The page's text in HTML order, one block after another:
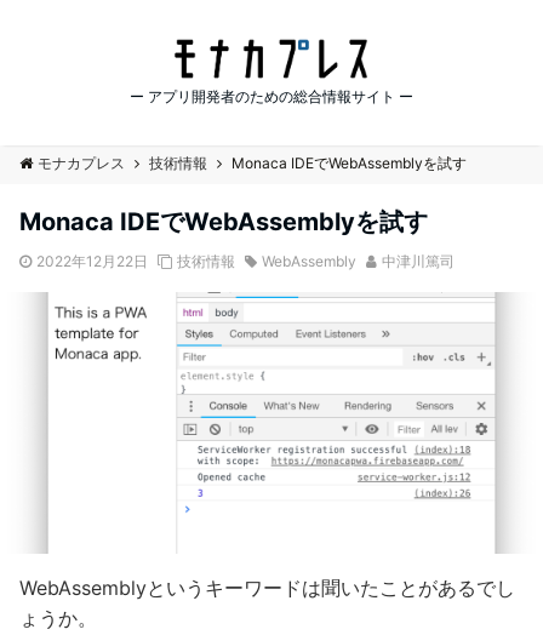
ー アプリ開発者のための総合情報サイト ー
モナカプレス 技術情報 Monaca IDEでWebAssemblyを試す
Monaca IDEでWebAssemblyを試す
2022年12月22日 技術情報 WebAssembly 中津川篤司
WebAssemblyというキーワードは聞いたことがあるでし
ょうか。